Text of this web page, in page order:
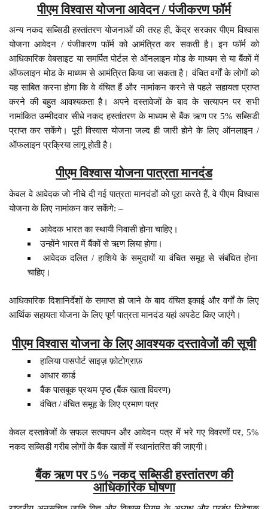
पीएम विश्वास योजना आवेदन / पंजीकरण फॉर्म
अन्य नकद सब्सिडी हस्तांतरण योजनाओं की तरह ही, केंद्र सरकार पीएम विश्वास
योजना आवेदन / पंजीकरण फॉर्म को आमंत्रित कर सकती है। इन फॉर्म को
आधिकारिक वेबसाइट या समर्पित पोर्टल से ऑनलाइन मोड के माध्यम से या बैंकों में
ऑफलाइन मोड के माध्यम से आमंत्रित किया जा सकता है। वंचित वर्गों के लोगों को
यह साबित करना होगा कि वे वंचित हैं और नामांकन करने से पहले सहायता प्राप्त
करने की बहुत आवश्यकता है। अपने दस्तावेजों के बाद के सत्यापन पर सभी
नामांकित उम्मीदवार सीधे नकद हस्तांतरण के माध्यम से बैंक ऋण पर 5% सब्सिडी
प्राप्त कर सकेंगे। पूरी विस्वास योजना जल्द ही जारी होने के लिए ऑनलाइन /
ऑफलाइन प्रक्रिया लागू होती है।
पीएम विश्वास योजना पात्रता मानदंड
केवल वे आवेदक जो नीचे दी गई पात्रता मानदंडों को पूरा करते हैं, वे पीएम विश्वास
योजना के लिए नामांकन कर सकेंगे: –
आवेदक भारत का स्थायी निवासी होना चाहिए।
उन्होंने भारत में बैंकों से ऋण लिया होगा।
आवेदक दलित / हाशिये के समुदायों या वंचित समूह से संबंधित होना
चाहिए।
आधिकारिक दिशानिर्देशों के समाप्त हो जाने के बाद वंचित इकाई और वर्गों के लिए
आर्थिक सहायता योजना के लिए पूर्ण पात्रता मानदंड यहां अपडेट किए जाएंगे।
पीएम विश्वास योजना के लिए आवश्यक दस्तावेजों की सूची
हालिया पासपोर्ट साइज़ फ़ोटोग्राफ़
आधार कार्ड
बैंक पासबुक प्रथम पृष्ठ (बैंक खाता विवरण)
वंचित / वंचित समूह के लिए प्रमाण पत्र
केवल दस्तावेजों के सफल सत्यापन और आवेदन पत्र में भरे गए विवरणों पर, 5%
नकद सब्सिडी गरीब लोगों के बैंक खातों में स्थानांतरित की जाएगी।
बैंक ऋण पर 5% नकद सब्सिडी हस्तांतरण की
आधिकारिक घोषणा